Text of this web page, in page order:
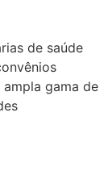
de saúde
gama de